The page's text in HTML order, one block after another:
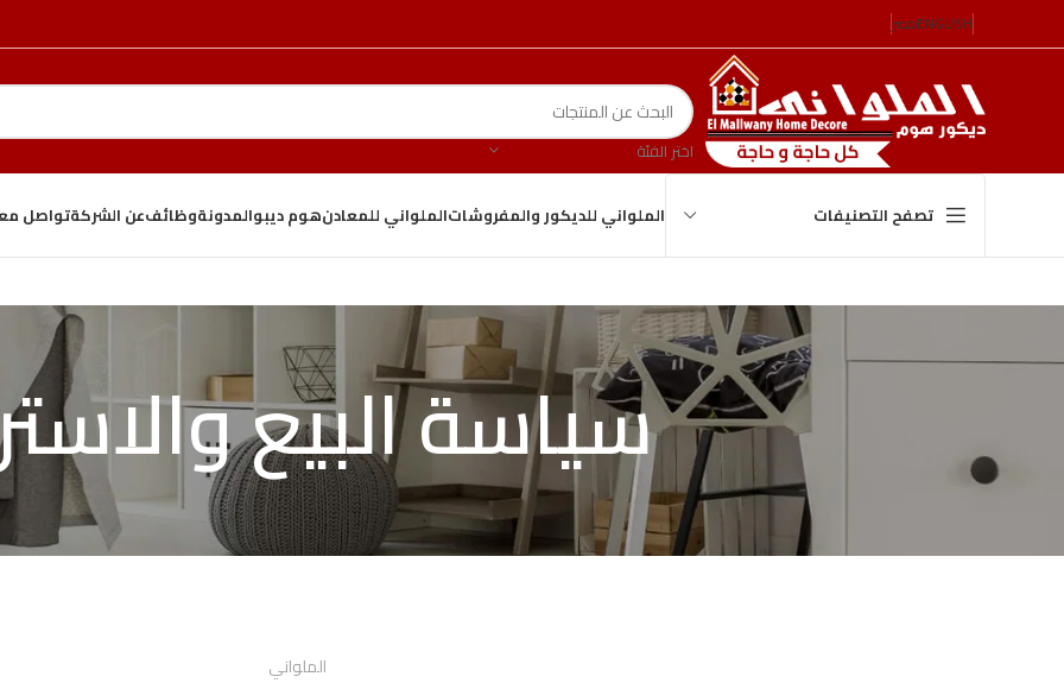
ENGLISHمصر
اختر الفئة
تصفح التصنيفات الملواني للديكور والمفروشاتالملواني للمعادنهوم ديبوالمدونةوظائفعن الشركةتواصل
سياسة البيع
الملواني